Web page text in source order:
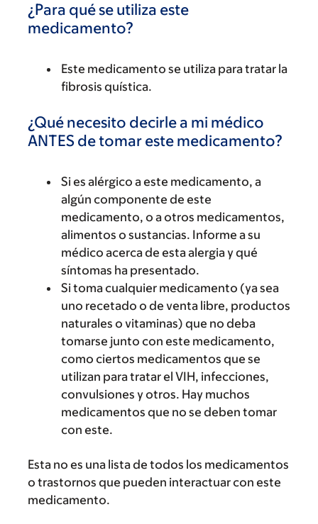
¿Para qué se utiliza este
medicamento?
Este medicamento se utiliza para tratar la
fibrosis quística.
¿Qué necesito decirle a mi médico
ANTES de tomar este medicamento?
Si es alérgico a este medicamento, a
algún componente de este
medicamento, o a otros medicamentos,
alimentos o sustancias. Informe a su
médico acerca de esta alergia y qué
síntomas ha presentado.
Si toma cualquier medicamento (ya sea
uno recetado o de venta libre, productos
naturales o vitaminas) que no deba
tomarse junto con este medicamento,
como ciertos medicamentos que se
utilizan para tratar el VIH, infecciones,
convulsiones y otros. Hay muchos
medicamentos que no se deben tomar
con este.
Esta no es una lista de todos los medicamentos
o trastornos que pueden interactuar con este
medicamento.